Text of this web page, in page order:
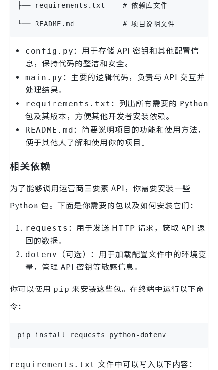
├── requirements.txt    # 依赖库文件
└── README.md           # 项目说明文件
config.py ：用于存储 API 密钥和其他配置信
息，保持代码的整洁和安全。
main.py ：主要的逻辑代码，负责与 API 交互并
处理结果。
requirements.txt ：列出所有需要的 Python
包及其版本，方便其他开发者安装依赖。
README.md ：简要说明项目的功能和使用方法，
便于其他人了解和使用你的项目。
相关依赖
为了能够调用运营商三要素 API，你需要安装一些
Python 包。下面是你需要的包以及如何安装它们：
requests ：用于发送 HTTP 请求，获取 API 返
回的数据。
dotenv
（可选）：用于加载配置文件中的环境变
量，管理 API 密钥等敏感信息。
你可以使用 pip 来安装这些包。在终端中运行以下命
令：
pip install requests python-dotenv
requirements.txt 文件中可以写入以下内容：